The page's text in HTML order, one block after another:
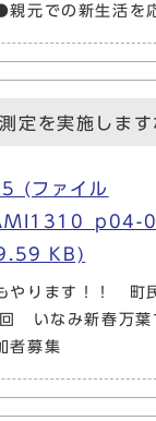
元での新生活を
定を実施します
(ファイル
KB)
やります！！ 町
いなみ新春万葉
者募集